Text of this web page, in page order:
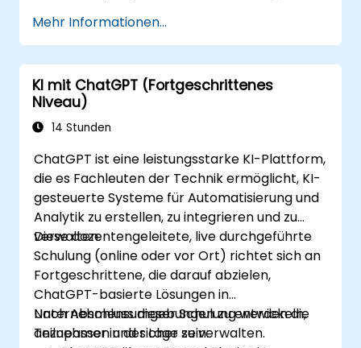
mit ChatGPT entwickeln.
Neue Funktionen und Möglichkeiten von
GPT-4 erkunden, um ihre Anwendungen
zu verbessern.
ChatGPT für spezifische Anwendungen
anpassen und feinabstimmen.
Mehr Informationen...
KI mit ChatGPT (Fortgeschrittenes
Niveau)
14 Stunden
ChatGPT ist eine leistungsstarke KI-Plattform,
die es Fachleuten der Technik ermöglicht, KI-
gesteuerte Systeme für Automatisierung und
Analytik zu erstellen, zu integrieren und zu
verwalten.
Diese dozentengeleitete, live durchgeführte
Schulung (online oder vor Ort) richtet sich an
Fortgeschrittene, die darauf abzielen,
ChatGPT-basierte Lösungen in
Unternehmensumgebungen zu entwickeln,
anzupassen und sicher zu verwalten.
Nach Abschluss dieser Schulung werden die
Teilnehmer in der Lage sein: